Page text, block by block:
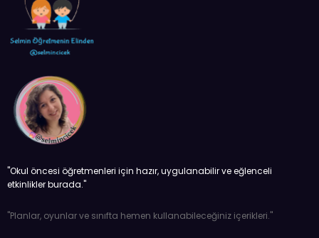
''Okul öncesi öğretmenleri için hazır, uygulanabilir ve eğlenceli
etkinlikler burada.''
''Planlar, oyunlar ve sınıfta hemen kullanabileceğiniz içerikleri.''